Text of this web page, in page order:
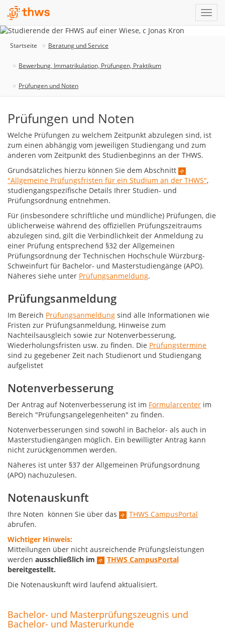
Startseite Beratung und Service
Bewerbung, Immatrikulation, Prüfungen, Praktikum
Prüfungen und Noten
Prüfungen und Noten
Welche Prüfungen zu welchem Zeitpunkt abzulegen sind, ist
zum einen abhängig vom jeweiligen Studiengang und zum
anderen vom Zeitpunkt des Studienbeginns an der THWS.
Grundsätzliches hierzu können Sie dem Abschnitt
"Allgemeine Prüfungsfristen für ein Studium an der THWS",
studiengangspezifische Details Ihrer Studien- und
Prüfungsordnung entnehmen.
Für (insbesondere schriftliche und mündliche) Prüfungen, die
üblicherweise während des offiziellen Prüfungszeitraums
abzulegen sind, gilt die Verbindlichkeit der Anmeldung zu
einer Prüfung entsprechend §32 der Allgemeinen
Prüfungsordnung der Technischen Hochschule Würzburg-
Schweinfurt für Bachelor- und Masterstudiengänge (APO).
Näheres siehe unter Prüfungsanmeldung.
Prüfungsanmeldung
Im Bereich Prüfungsanmeldung sind alle Informationen wie
Fristen zur Prüfungsanmeldung, Hinweise zum
Nachteilsausgleich sowie zur Notenverbesserung,
Wiederholungsfristen usw. zu finden. Die Prüfungstermine
sind zu gegebener Zeit nach Studienort und Studiengang
aufgelistet
Notenverbesserung
Der Antrag auf Notenverbesserung ist im Formularcenter im
Bereich "Prüfungsangelegenheiten" zu finden.
Notenverbesserungen sind sowohl in Bachelor- als auch in
Masterstudiengängen möglich. Ein bewilligter Antrag kann
nicht zurückgenommen werden.
Näheres ist unter §37 der Allgemeinen Prüfungsordnung
(APO) nachuzulesen.
Notenauskunft
Ihre Noten können Sie über das
THWS CampusPortal
abrufen.
Wichtiger Hinweis:
Mitteilungen über nicht ausreichende Prüfungsleistungen
werden ausschließlich im
THWS CampusPortal
bereitgestellt.
Die Notenauskunft wird laufend aktualisiert.
Bachelor- und Masterprüfungszeugnis und
Bachelor- und Masterurkunde